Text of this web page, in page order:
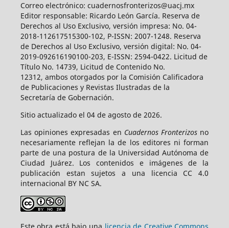
Correo electrónico: cuadernosfronterizos@uacj.mx
Editor responsable: Ricardo León García. Reserva de
Derechos al Uso Exclusivo, versión impresa: No. 04-
2018-112617515300-102, P-ISSN: 2007-1248. Reserva
de Derechos al Uso Exclusivo, versión digital: No. 04-
2019-092616190100-203, E-ISSN: 2594-0422. Licitud de
Título No. 14739, Licitud de Contenido No.
12312, ambos otorgados por la Comisión Calificadora
de Publicaciones y Revistas Ilustradas de la
Secretaría de Gobernación.
Sitio actualizado el 04 de agosto de 2026.
Las opiniones expresadas en Cuadernos Fronterizosno
necesariamente reflejan la de los editores ni forman
parte de una postura de la Universidad Autónoma de
Ciudad Juárez. Los contenidos e imágenes de la
publicación estan sujetos a una licencia CC 4.0
internacional BY NC SA.